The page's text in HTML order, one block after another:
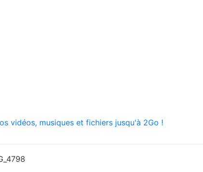
vidéos, musiques et fichiers jusqu'à 2Go !